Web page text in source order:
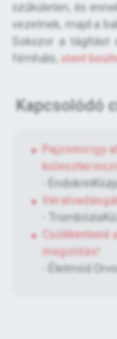
szűkületen, és
vezetnek, majd a
Sokszor a tágítást
fémháló, stent
Kapcsolódó
Pajzsmirigy
-
-
megoldás!
- Életmód